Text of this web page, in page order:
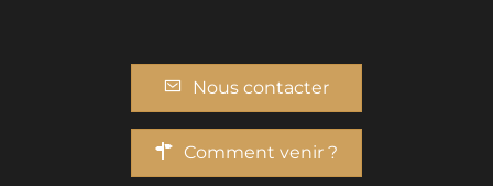
Nous contacter
Comment venir ?